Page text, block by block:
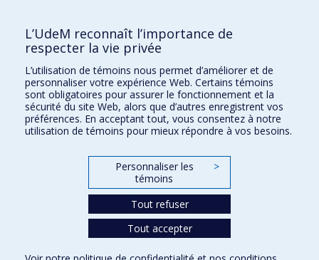
Faculté des sciences infirmières
Pavillon Marguerite-d'Youville
2375, chemin de la Côte-Sainte-Catherine
Montréal (Québec) H3T 1A8
Lien Google Maps
L’UdeM reconnaît l’importance de
respecter la vie privée
L’utilisation de témoins nous permet d’améliorer et de
personnaliser votre expérience Web. Certains témoins
sont obligatoires pour assurer le fonctionnement et la
sécurité du site Web, alors que d’autres enregistrent vos
préférences. En acceptant tout, vous consentez à notre
utilisation de témoins pour mieux répondre à vos besoins.
Personnaliser les
témoins
>
Tout refuser
Tout accepter